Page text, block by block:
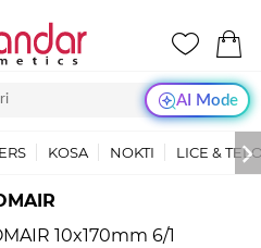
AI Mode
KOSA NOKTI LICE &
10x170mm 6/1